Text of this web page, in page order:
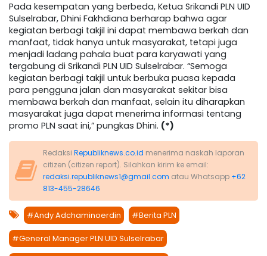
Pada kesempatan yang berbeda, Ketua Srikandi PLN UID
Sulselrabar, Dhini Fakhdiana berharap bahwa agar
kegiatan berbagi takjil ini dapat membawa berkah dan
manfaat, tidak hanya untuk masyarakat, tetapi juga
menjadi ladang pahala buat para karyawati yang
tergabung di Srikandi PLN UID Sulselrabar. “Semoga
kegiatan berbagi takjil untuk berbuka puasa kepada
para pengguna jalan dan masyarakat sekitar bisa
membawa berkah dan manfaat, selain itu diharapkan
masyarakat juga dapat menerima informasi tentang
promo PLN saat ini,” pungkas Dhini. (*)
Redaksi Republiknews.co.id menerima naskah laporan
citizen (citizen report). Silahkan kirim ke email:
redaksi.republiknews1@gmail.com atau Whatsapp +62
813-455-28646
#Andy Adchaminoerdin #Berita PLN
#General Manager PLN UID Sulselrabar